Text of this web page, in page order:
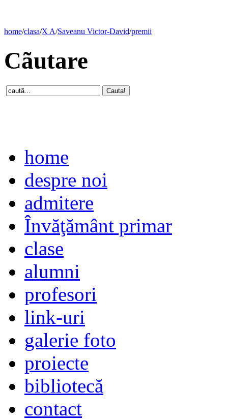
home/clasa/X A/Saveanu Victor-David/premii
Cãutare
home
despre noi
admitere
Învăţământ primar
clase
alumni
profesori
link-uri
galerie foto
proiecte
bibliotecă
contact